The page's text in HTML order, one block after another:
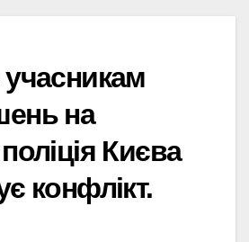
учасникам
на
Києва
конфлікт.